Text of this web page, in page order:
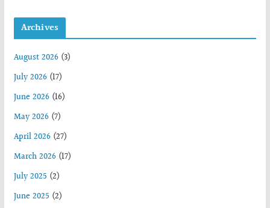
Archives
August 2026(3)
July 2026(17)
June 2026(16)
May 2026(7)
April 2026(27)
March 2026(17)
July 2025 (2)
June 2025 (2)